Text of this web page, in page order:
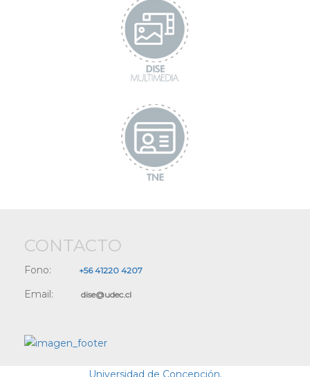
CONTACTO
Fono: +56 41220 4207
Email: dise@udec.cl
Universidad de Concepción.